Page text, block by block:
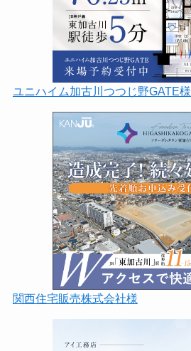
ユニハイム加古川つつじ野GATE様
関西住宅販売株式会社様